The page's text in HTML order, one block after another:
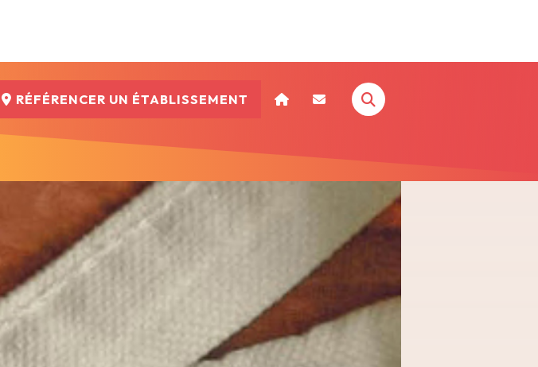
RÉFÉRENCER UN ÉTABLISSEMENT